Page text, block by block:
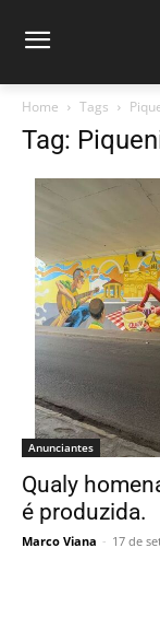
Home Tags
Tag:
Anunciantes
Qualy
é produzida.
Marco Viana - 17 de